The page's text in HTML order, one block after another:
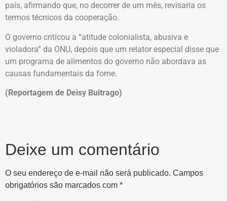
país, afirmando que, no decorrer de um mês, revisaria os
termos técnicos da cooperação.
O governo criticou a “atitude colonialista, abusiva e
violadora” da ONU, depois que um relator especial disse que
um programa de alimentos do governo não abordava as
causas fundamentais da fome.
(Reportagem de Deisy Buitrago)
Deixe um comentário
O seu endereço de e-mail não será publicado. Campos
obrigatórios são marcados com *